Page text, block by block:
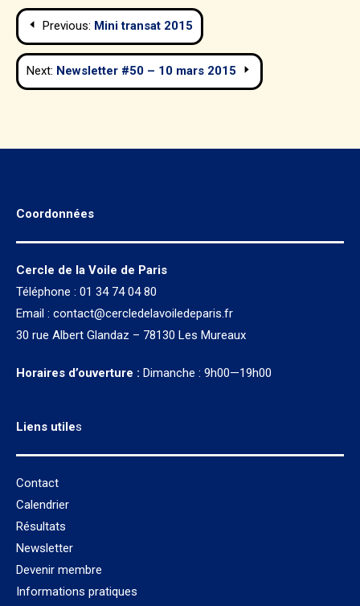
Navigation
de
l’article
Previous: Mini transat 2015
Next: Newsletter #50 – 10 mars 2015
Coordonnées
Cercle de la Voile de Paris
Téléphone : 01 34 74 04 80
Email : contact@cercledelavoiledeparis.fr
30 rue Albert Glandaz – 78130 Les Mureaux
Horaires d’ouverture : Dimanche : 9h00—19h00
Liens utiles
Contact
Calendrier
Résultats
Newsletter
Devenir membre
Informations pratiques